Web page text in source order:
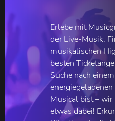
Erlebe mit
der Live-Musik.
musikalischen
besten
Suche nach
Musical bist – wir
etwas dabei!